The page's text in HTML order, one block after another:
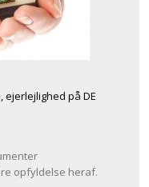
på DE
opfyldelse heraf.